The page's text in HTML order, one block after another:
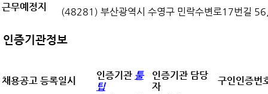
근무예정지 (48281) 부산광역시 수영구 민락수변로17번길
인증기관정보
채용공고 등록일시 인증기관 툴
팁
인증기관 담당
자
구인인증번